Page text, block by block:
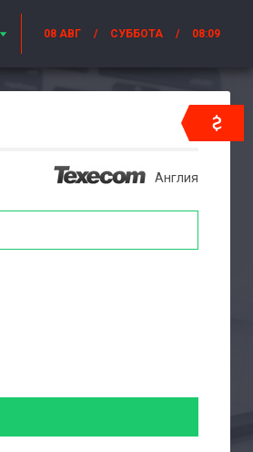
08 АВГ / СУББОТА / 08:09
Англия